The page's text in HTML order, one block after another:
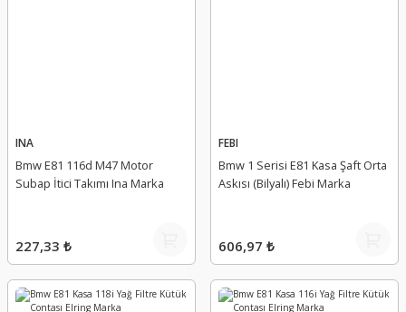
INA
Bmw E81 116d M47 Motor
Subap İtici Takımı Ina Marka
227,33 ₺
FEBI
Bmw 1 Serisi E81 Kasa Şaft Orta
Askısı (Bilyalı) Febi Marka
606,97 ₺